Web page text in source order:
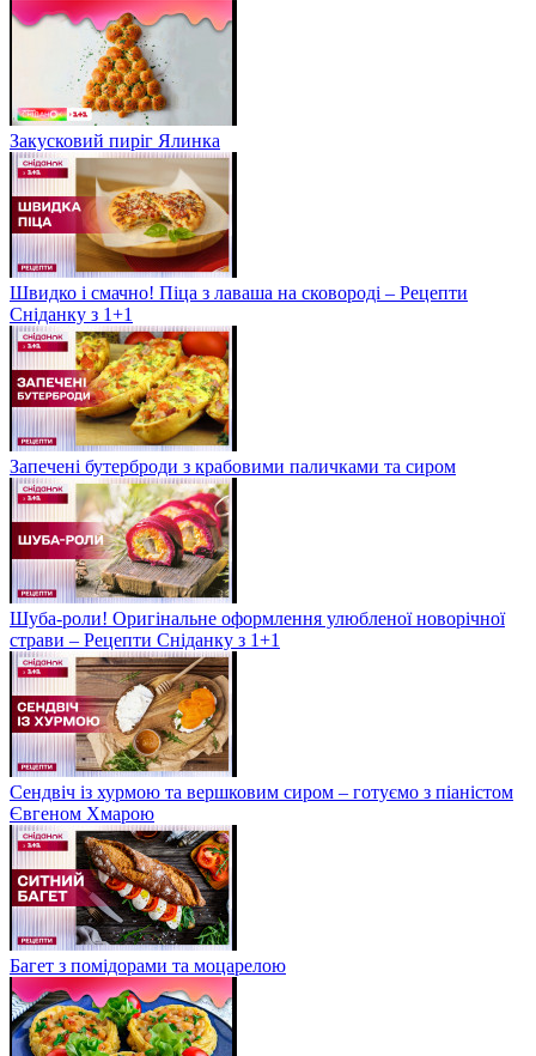
Закусковий пиріг Ялинка
Швидко і смачно! Піца з лаваша на сковороді – Рецепти
Сніданку з 1+1
Запечені бутерброди з крабовими паличками та сиром
Шуба-роли! Оригінальне оформлення улюбленої новорічної
страви – Рецепти Сніданку з 1+1
Сендвіч із хурмою та вершковим сиром – готуємо з піаністом
Євгеном Хмарою
Багет з помідорами та моцарелою